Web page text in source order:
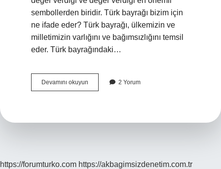
sembollerden biridir. Türk bayrağı bizim için
ne ifade eder? Türk bayrağı, ülkemizin ve
milletimizin varlığını ve bağımsızlığını temsil
eder. Türk bayrağındaki…
Devamını okuyun Bayrağımız
Anlamı
2 Yorum
https://forumturko.com https://akbagimsizdenetim.com.tr